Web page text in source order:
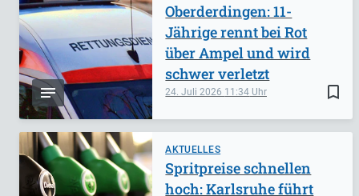
bookmark_border
24. Juli 2026 11:34
Oberderdingen: 11-
Jährige rennt bei Rot
über Ampel und wird
schwer verletzt
AKTUELLES
Spritpreise schnellen
hoch: Karlsruhe führt